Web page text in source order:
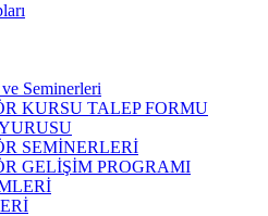
Seminerleri
KURSU TALEP FORMU
SEMİNERLERİ
GELİŞİM PROGRAMI